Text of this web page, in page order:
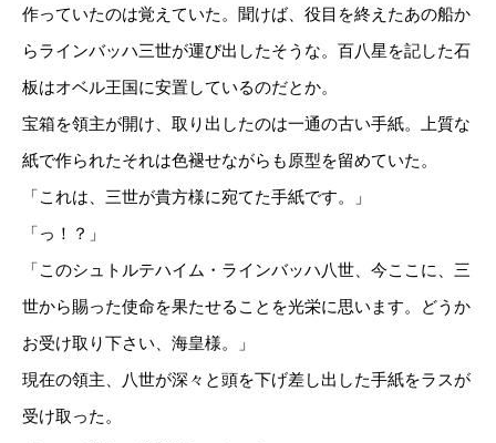
作っていたのは覚えていた。聞けば、役目を終えたあの船か
らラインバッハ三世が運び出したそうな。百八星を記した石
板はオベル王国に安置しているのだとか。
宝箱を領主が開け、取り出したのは一通の古い手紙。上質な
紙で作られたそれは色褪せながらも原型を留めていた。
「これは、三世が貴方様に宛てた手紙です。」
「っ！？」
「このシュトルテハイム・ラインバッハ八世、今ここに、三
世から賜った使命を果たせることを光栄に思います。どうか
お受け取り下さい、海皇様。」
現在の領主、八世が深々と頭を下げ差し出した手紙をラスが
受け取った。